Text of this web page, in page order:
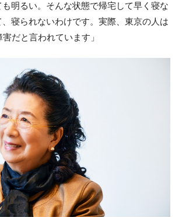
明るい。そんな状態で帰宅して早く寝な
寝られないわけです。実際、東京の人は
だと言われています」